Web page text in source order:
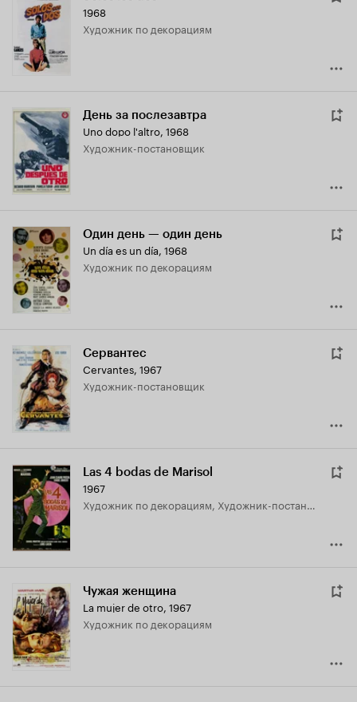
1968
Художник по декорациям
День за послезавтра
Uno dopo l'altro, 1968
Художник-постановщик
Один день — один день
Un día es un día, 1968
Художник по декорациям
Сервантес
Cervantes, 1967
Художник-постановщик
Las 4 bodas de Marisol
1967
Художник по декорациям, Художник-постановщик
Чужая женщина
La mujer de otro, 1967
Художник по декорациям